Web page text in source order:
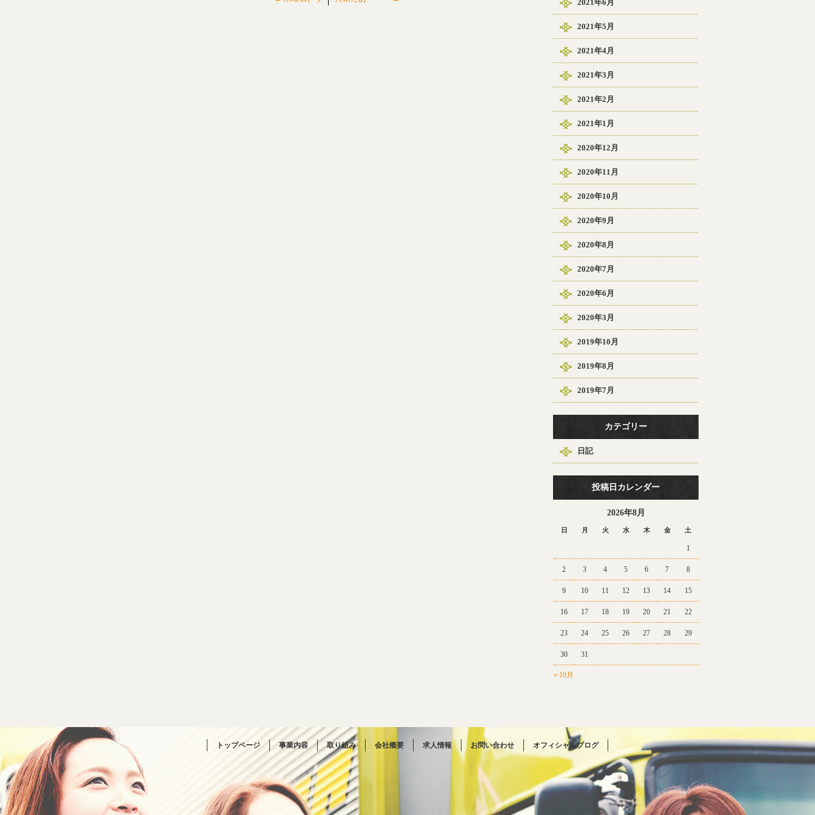
2021年6月
2021年5月
2021年4月
2021年3月
2021年2月
2021年1月
2020年12月
2020年11月
2020年10月
2020年9月
2020年8月
2020年7月
2020年6月
2020年3月
2019年10月
2019年8月
2019年7月
カテゴリー
日記
投稿日カレンダー
2026年8月
日 月 火 水 木 金 土
« 10月
1
2 3 4 5 6 7 8
9 10 11 12 13 14 15
16 17 18 19 20 21 22
23 24 25 26 27 28 29
30 31
トップページ 事業内容 取り組み 会社概要 求人情報 お問い合わせ オフィシャルブログ